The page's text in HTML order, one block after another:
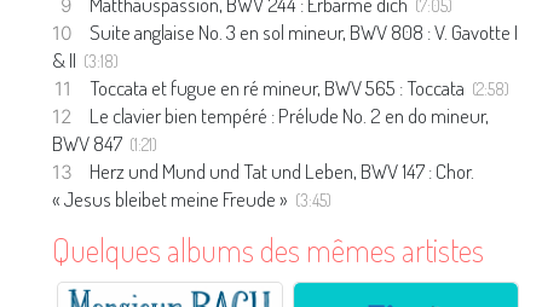
(7:05)
Suite anglaise No. 3 en sol mineur, BWV 808 : V. Gavotte I
& II (3:18)
Toccata et fugue en ré mineur, BWV 565 : Toccata (2:58)
Le clavier bien tempéré : Prélude No. 2 en do mineur,
BWV 847 (1:21)
Herz und Mund und Tat und Leben, BWV 147 : Chor.
« Jesus bleibet meine Freude » (3:45)
Quelques albums des mêmes artistes